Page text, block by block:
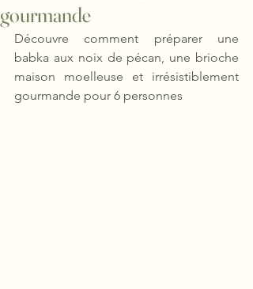
gourmande
Découvre comment préparer une
babka aux noix de pécan, une brioche
maison moelleuse et irrésistiblement
gourmande pour 6 personnes